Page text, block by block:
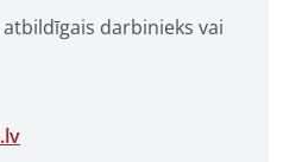
darbinieks vai